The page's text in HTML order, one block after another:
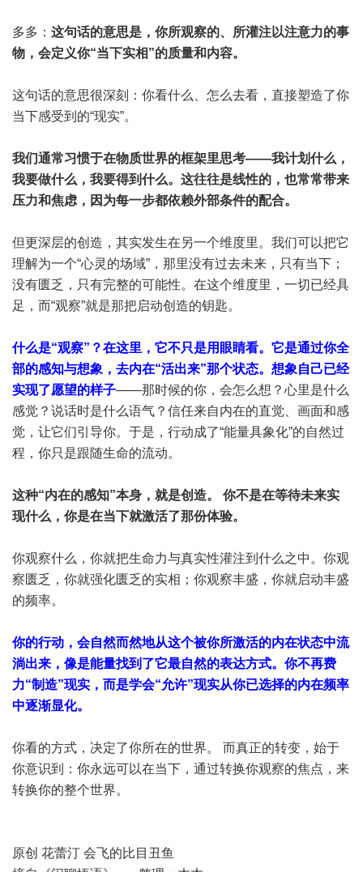
多多： 这句话的意思是，你所观察的、所灌注以注意力的事
物，会定义你“当下实相”的质量和内容。
这句话的意思很深刻：你看什么、怎么去看，直接塑造了你
当下感受到的“现实”。
我们通常习惯于在物质世界的框架里思考——我计划什么，
我要做什么，我要得到什么。这往往是线性的，也常常带来
压力和焦虑，因为每一步都依赖外部条件的配合。
但更深层的创造，其实发生在另一个维度里。我们可以把它
理解为一个“心灵的场域”，那里没有过去未来，只有当下；
没有匮乏，只有完整的可能性。在这个维度里，一切已经具
足，而“观察”就是那把启动创造的钥匙。
什么是“观察”？在这里，它不只是用眼睛看。它是通过你全
部的感知与想象，去内在“活出来”那个状态。想象自己已经
实现了愿望的样子——那时候的你，会怎么想？心里是什么
感觉？说话时是什么语气？信任来自内在的直觉、画面和感
觉，让它们引导你。于是，行动成了“能量具象化”的自然过
程，你只是跟随生命的流动。
这种“内在的感知”本身，就是创造。 你不是在等待未来实
现什么，你是在当下就激活了那份体验。
你观察什么，你就把生命力与真实性灌注到什么之中。你观
察匮乏，你就强化匮乏的实相；你观察丰盛，你就启动丰盛
的频率。
你的行动，会自然而然地从这个被你所激活的内在状态中流
淌出来，像是能量找到了它最自然的表达方式。你不再费
力“制造”现实，而是学会“允许”现实从你已选择的内在频率
中逐渐显化。
你看的方式，决定了你所在的世界。 而真正的转变，始于
你意识到：你永远可以在当下，通过转换你观察的焦点，来
转换你的整个世界。
原创 花蕾汀 会飞的比目丑鱼